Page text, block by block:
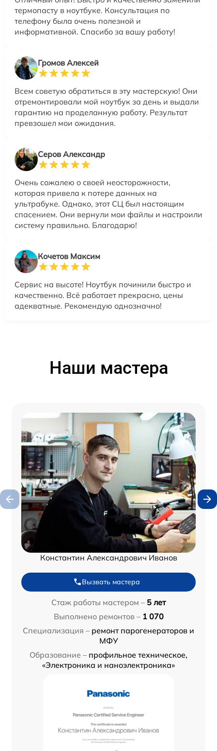
термопасту в ноутбуке. Консультация по
телефону была очень полезной и
информативной. Спасибо за вашу работу!
Громов Алексей
Всем советую обратиться в эту мастерскую! Они
отремонтировали мой ноутбук за день и выдали
гарантию на проделанную работу. Результат
превзошел мои ожидания.
Серов Александр
Очень сожалею о своей неосторожности,
которая привела к потере данных на
ультрабуке. Однако, этот СЦ был настоящим
спасением. Они вернули мои файлы и настроили
систему правильно. Благодарю!
Кочетов Максим
Сервис на высоте! Ноутбук починили быстро и
качественно. Всё работает прекрасно, цены
адекватные. Рекомендую однозначно!
Наши мастера
Константин Александрович Иванов
Вызвать мастера
Стаж работы мастером – 5 лет
Выполнено ремонтов – 1 070
Специализация – ремонт парогенераторов и
МФУ
Образование – профильное техническое,
«Электроника и наноэлектроника»